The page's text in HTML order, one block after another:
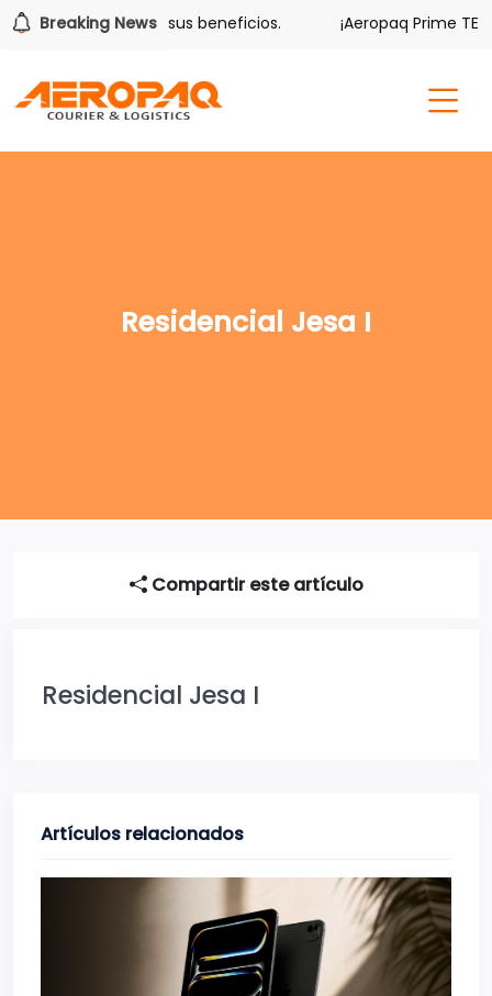
Breaking News
también tiene sus beneficios. ¡Aeropaq Prime TE
Residencial Jesa I
Compartir este artículo
Residencial Jesa I
Artículos relacionados